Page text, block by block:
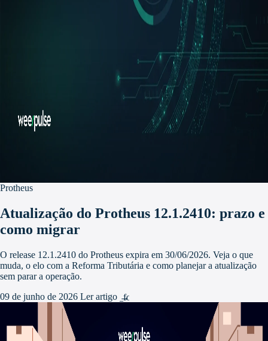
Protheus
Atualização do Protheus 12.1.2410: prazo e
como migrar
O release 12.1.2410 do Protheus expira em 30/06/2026. Veja o que
muda, o elo com a Reforma Tributária e como planejar a atualização
sem parar a operação.
09 de junho de 2026 Ler artigo
arrow_forward